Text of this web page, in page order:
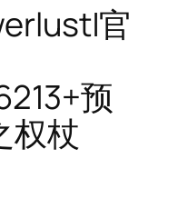
官
预
权杖